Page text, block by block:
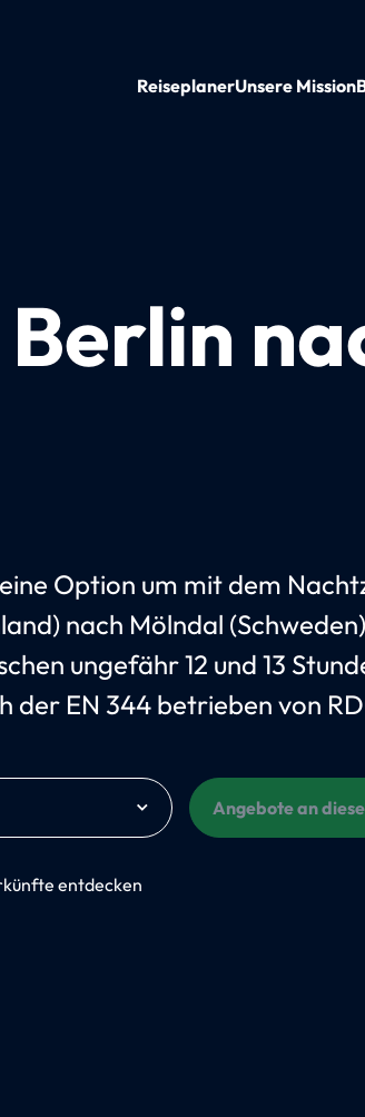
ReiseplanerUnsere Mission
Option um mit dem
nach Mölndal
ungefähr 12 und 13
der EN 344 betrieben von
Angebote an
entdecken